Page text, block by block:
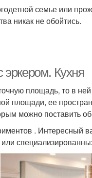
семье или
никак не обойтись.
эркером. Кухня
площадь, то в
площади, ее
можно поставить
. Интересный